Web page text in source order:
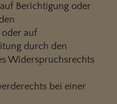
Berichtigung oder
oder auf
durch den
Widerspruchsrechts
bei einer